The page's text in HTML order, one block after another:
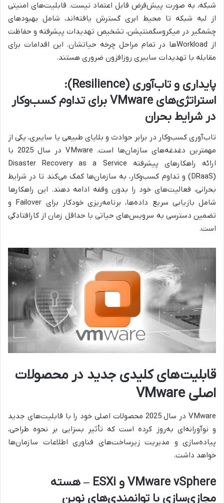
شبکه، به صورت پیش‌فرض قابل اعتماد نیست. قابلیت‌های امنیتی
از لبه شبکه تا محیط ابری گسترش یافته‌اند، شامل بهبودهای
چشمگیر در میکروسگمنتیشن، تشخیص تهدیدات پیشرفته و حفاظت
از Workloadها در تمام مراحل چرخه حیاتشان. این اقدامات برای
مقابله با تهدیدات سایبری روزافزون ضروری هستند.
پایداری و تاب‌آوری (Resilience):
استراتژی‌های VMware برای تداوم کسب‌وکار
در شرایط بحران
تاب‌آوری کسب‌وکار در برابر حوادث و بلایای طبیعی یا سایبری، یکی از
مهمترین دغدغه‌های سازمان‌ها است. VMware در سال 2025 با
ارائه راهکارهای پیشرفته Disaster Recovery as a Service
(DRaaS) و تداوم کسب‌وکار، به سازمان‌ها کمک می‌کند تا در شرایط
بحرانی، فعالیت‌های خود را بدون وقفه ادامه دهند. این راهکارها
شامل بازیابی سریع داده‌ها، برنامه‌ریزی خودکار برای Failover و
تضمین دسترسی به سرویس‌های حیاتی با حداقل زمان از کارافتادگی
است.
قابلیت‌های کلیدی جدید در محصولات
اصلی VMware
VMware در سال 2025 محصولات اصلی خود را با قابلیت‌های جدید
و نوآورانه‌ای به‌روز کرده است که تأثیر بسزایی بر نحوه طراحی،
پیاده‌سازی و مدیریت زیرساخت‌های فناوری اطلاعات سازمان‌ها
خواهد داشت.
VMware vSphere و ESXi – هسته
مجازی‌سازی با توانمندی‌های نوین